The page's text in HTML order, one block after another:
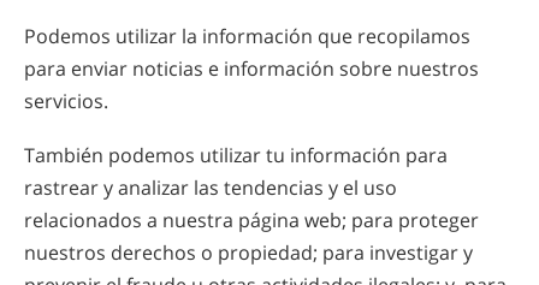
Podemos utilizar la información que recopilamos
para enviar noticias e información sobre nuestros
servicios.
También podemos utilizar tu información para
rastrear y analizar las tendencias y el uso
relacionados a nuestra página web; para proteger
nuestros derechos o propiedad; para investigar y